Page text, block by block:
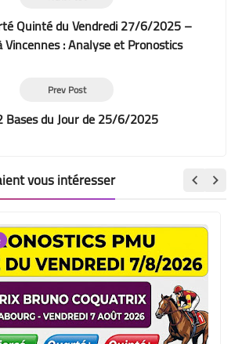
Quinté du Vendredi 27/6/2025 –
Vincennes : Analyse et Pronostics
Prev Post
Bases du Jour de 25/6/2025
vous intéresser